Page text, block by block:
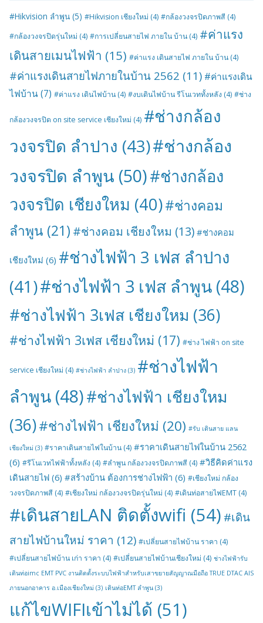
#Hikvision ลำพูน (5) #Hikvision เชียงใหม่ (4) #กล้องวงจรปิดภาพสี (4)
#กล้องวงจรปิดรุ่นใหม่ (4) #การเปลี่ยนสายไฟ ภายใน บ้าน (4) #ค่าแรง
เดินสายเมนไฟฟ้า (15) #ค่าแรง เดินสายไฟ ภายใน บ้าน (4)
#ค่าแรงเดินสายไฟภายในบ้าน 2562 (11) #ค่าแรงเดิน
ไฟบ้าน(7) #ค่าแรง เดินไฟบ้าน (4) #งบเดินไฟบ้าน รีโนเวททั้งหลัง (4) #ช่าง
กล้องวงจรปิด on site service เชียงใหม่ (4) #ช่างกล้อง
วงจรปิด ลำปาง (43)#ช่างกล้อง
วงจรปิด ลำพูน (50)#ช่างกล้อง
วงจรปิด เชียงใหม (40)#ช่างคอม
ลำพูน (21) #ช่างคอม เชียงใหม (13) #ช่างคอม
เชียงใหม่ (6) #ช่างไฟฟ้า 3 เฟส ลำปาง
(41)#ช่างไฟฟ้า 3 เฟส ลำพูน (48)
#ช่างไฟฟ้า 3เฟส เชียงใหม (36)
#ช่างไฟฟ้า 3เฟส เชียงใหม่ (17) #ช่าง ไฟฟ้า on site
service เชียงใหม่ (4) #ช่างไฟฟ้า ลำปาง (3) #ช่างไฟฟ้า
ลำพูน (48)#ช่างไฟฟ้า เชียงใหม
(36)#ช่างไฟฟ้า เชียงใหม่ (20) #รับ เดินสาย แลน
เชียงใหม่ (3) #ราคาเดินสายไฟในบ้าน (4) #ราคาเดินสายไฟในบ้าน 2562
(6) #รีโนเวทไฟฟ้าทั้งหลัง (4) #ลำพูน กล้องวงจรปิดภาพสี (4) #วิธีคิดค่าแรง
เดินสายไฟ (6) #สร้างบ้าน ต้องการช่างไฟฟ้า (6) #เชียงใหม่ กล้อง
วงจรปิดภาพสี (4) #เชียงใหม่ กล้องวงจรปิดรุ่นใหม่ (4) #เดินท่อสายไฟEMT (4)
#เดินสายLAN ติดตั้งwifi (54) #เดิน
สายไฟบ้านใหม่ ราคา (12) #เปลี่ยนสายไฟบ้าน ราคา (4)
#เปลี่ยนสายไฟบ้าน เก่า ราคา (4) #เปลี่ยนสายไฟบ้านเชียงใหม่ (4) ช่างไฟฟ้ารับ
เดินท่อimc EMT PVC งานติดตั้งระบบไฟฟ้าสำหรับเสาขยายสัญญาณมือถือ TRUE DTAC AIS
ภายนอกอาคาร อ.เมืองเชียงใหม่ (3) เดินท่อEMT ลำพูน (3)
แก้ไขWIFIเข้าไม่ได้ (51)